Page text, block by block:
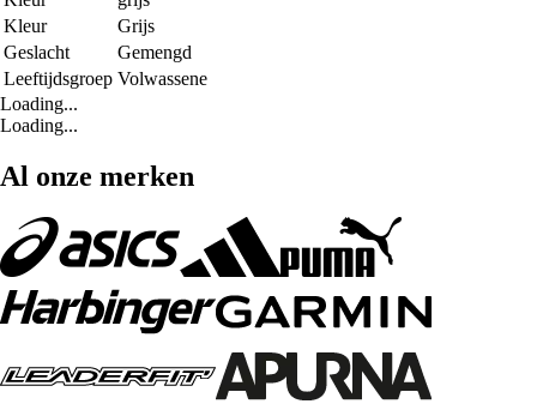
Kleur
Grijs
Geslacht
Gemengd
Leeftijdsgroep Volwassene
Loading...
Loading...
Al onze merken